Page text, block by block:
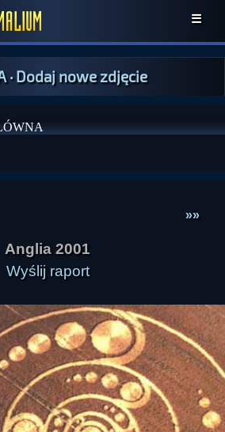
☰
· Dodaj nowe zdjęcie
»»
Anglia 2001
Wyślij raport